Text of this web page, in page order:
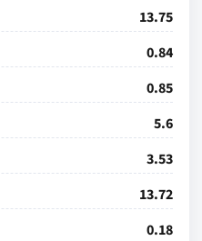
13.75
0.84
0.85
5.6
3.53
13.72
0.18